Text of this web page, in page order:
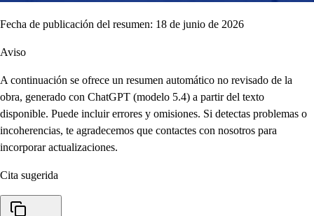
Fecha de publicación del resumen: 18 de junio de 2026
Aviso
A continuación se ofrece un resumen automático no revisado de la
obra, generado con ChatGPT (modelo 5.4) a partir del texto
disponible. Puede incluir errores y omisiones. Si detectas problemas o
incoherencias, te agradecemos que contactes con nosotros para
incorporar actualizaciones.
Cita sugerida